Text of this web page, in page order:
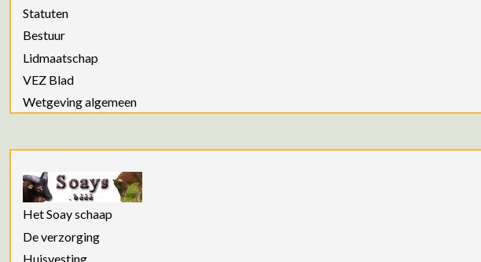
Statuten
Bestuur
Lidmaatschap
VEZ Blad
Wetgeving algemeen
Het Soay schaap
De verzorging
Huisvesting